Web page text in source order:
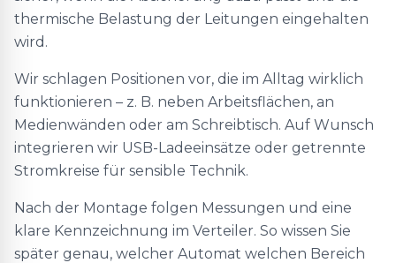
thermische Belastung der Leitungen eingehalten
wird.
Wir schlagen Positionen vor, die im Alltag wirklich
funktionieren – z. B. neben Arbeitsflächen, an
Medienwänden oder am Schreibtisch. Auf Wunsch
integrieren wir USB-Ladeeinsätze oder getrennte
Stromkreise für sensible Technik.
Nach der Montage folgen Messungen und eine
klare Kennzeichnung im Verteiler. So wissen Sie
später genau, welcher Automat welchen Bereich